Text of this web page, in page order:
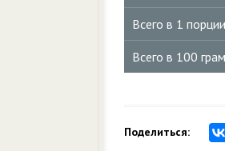
Всего в 1 порции
Всего в 100
Поделиться: